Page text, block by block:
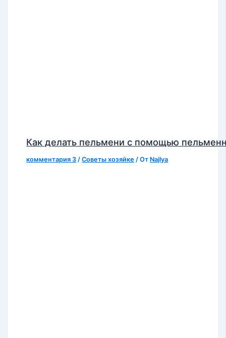
Как делать пельмени с помощью
комментария 3 /Советы хозяйке / От Najlya